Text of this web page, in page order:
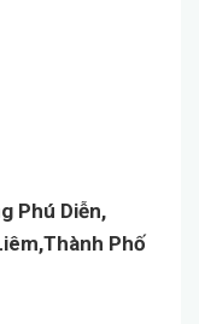
Phú Diễn,
Phố